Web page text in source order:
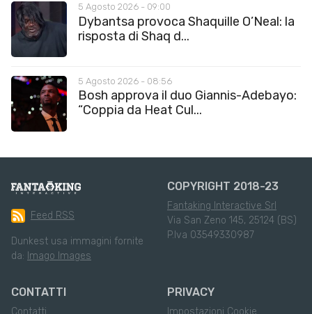
5 Agosto 2026 - 09:00
Dybantsa provoca Shaquille O’Neal: la
risposta di Shaq d...
5 Agosto 2026 - 08:56
Bosh approva il duo Giannis-Adebayo:
“Coppia da Heat Cul...
Feed RSS
Dunkest usa immagini fornite
da: Imago Images
COPYRIGHT 2018-23
Fantaking Interactive Srl
Via San Zeno 145, 25124 (BS)
P.Iva 03549330987
CONTATTI
Contatti
PRIVACY
Impostazioni Cookie